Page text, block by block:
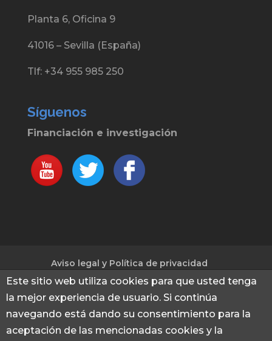
Planta 6, Oficina 9
41016 – Sevilla (España)
Tlf: +34 955 985 250
Síguenos
Financiación e investigación
Aviso legal y Política de privacidad
Política de cookies
© 2013 - 2026 Financiación e investigación|
Captación de fondos para investigación e
Este sitio web utiliza cookies para que usted tenga
la mejor experiencia de usuario. Si continúa
navegando está dando su consentimiento para la
aceptación de las mencionadas cookies y la